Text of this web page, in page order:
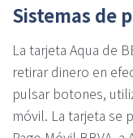
Sistemas de
La tarjeta Aqua de
retirar dinero en
pulsar botones,
móvil. La tarjeta se